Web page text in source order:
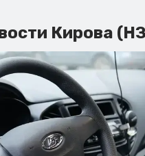
Кирова